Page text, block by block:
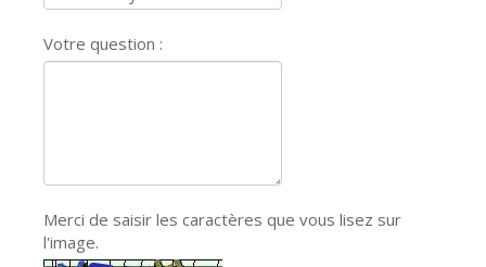
Votre question :
Merci de saisir les caractères que vous lisez sur
l'image.